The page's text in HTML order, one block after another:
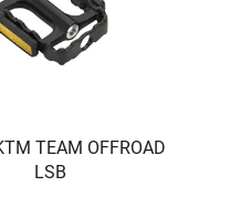
LSB